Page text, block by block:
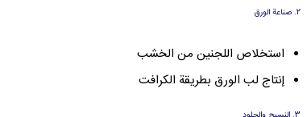
2. صناعة الورق
استخلاص اللجنين من الخشب
إنتاج لب الورق بطريقة الكرافت